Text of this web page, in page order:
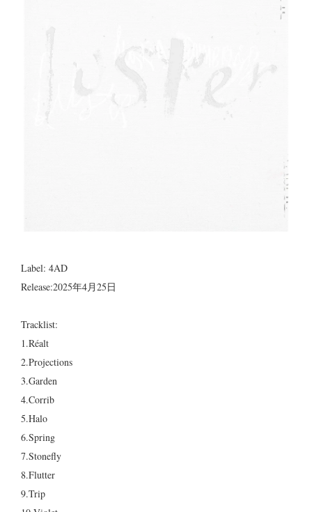
Label: 4AD
Release:2025年4月25日
Tracklist:
1.Réalt
2.Projections
3.Garden
4.Corrib
5.Halo
6.Spring
7.Stonefly
8.Flutter
9.Trip